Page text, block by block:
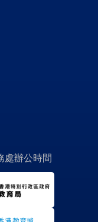
處辦公時間